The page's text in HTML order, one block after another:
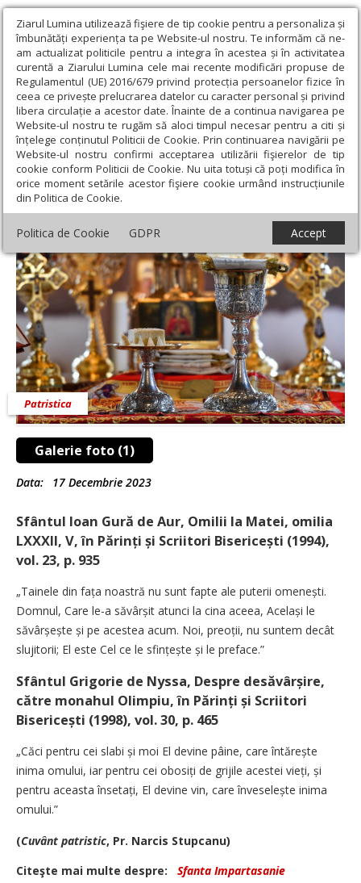
Ziarul Lumina utilizează fişiere de tip cookie pentru a personaliza și
îmbunătăți experiența ta pe Website-ul nostru. Te informăm că ne-
am actualizat politicile pentru a integra în acestea și în activitatea
curentă a Ziarului Lumina cele mai recente modificări propuse de
Regulamentul (UE) 2016/679 privind protecția persoanelor fizice în
ceea ce privește prelucrarea datelor cu caracter personal și privind
libera circulație a acestor date. Înainte de a continua navigarea pe
Website-ul nostru te rugăm să aloci timpul necesar pentru a citi și
înțelege conținutul Politicii de Cookie. Prin continuarea navigării pe
Website-ul nostru confirmi acceptarea utilizării fişierelor de tip
cookie conform Politicii de Cookie. Nu uita totuși că poți modifica în
orice moment setările acestor fişiere cookie urmând instrucțiunile
din Politica de Cookie.
Politica de Cookie GDPR Accept
Ziarul Lumina › Teologie și spiritualitate › Patristica › Hristos ne
cheamă la Cină
Hristos ne cheamă la Cină
Galerie foto (1)
Patristica
Data: 17 Decembrie 2023
Sfântul Ioan Gură de Aur, Omilii la Matei, omilia
LXXXII, V, în Părinți și Scriitori Bisericești (1994),
vol. 23, p. 935
„Tainele din fața noastră nu sunt fapte ale puterii omenești.
Domnul, Care le-a săvârșit atunci la cina aceea, Același le
săvârșește și pe acestea acum. Noi, preoții, nu suntem decât
slujitorii; El este Cel ce le sfințește și le preface.”
Sfântul Grigorie de Nyssa, Despre desăvârșire,
către monahul Olimpiu, în Părinți și Scriitori
Bisericești (1998), vol. 30, p. 465
„Căci pentru cei slabi și moi El devine pâine, care întărește
inima omului, iar pentru cei obo­siți de grijile acestei vieți, și
pentru aceasta însetați, El devine vin, care înveselește inima
omului.”
(Cuvânt patristic, Pr. Narcis Stupcanu)
Citeşte mai multe despre:
Sfanta Impartasanie